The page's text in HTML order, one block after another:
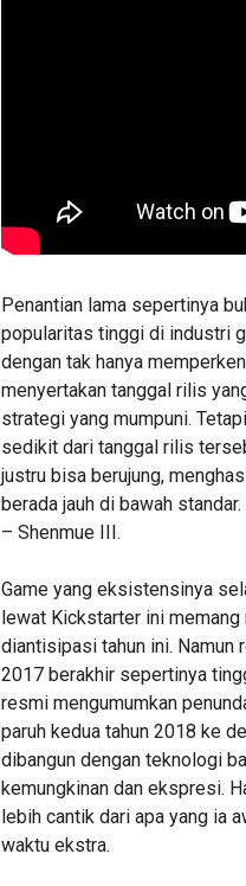
Penantian lama sepertinya
popularitas tinggi di industri
dengan tak hanya
menyertakan tanggal rilis
strategi yang mumpuni.
sedikit dari tanggal rilis
justru bisa berujung,
berada jauh di bawah
– Shenmue III.
Game yang eksistensinya
lewat Kickstarter ini
diantisipasi tahun ini. Namun
2017 berakhir sepertinya
resmi mengumumkan
paruh kedua tahun 2018 ke
dibangun dengan teknologi
kemungkinan dan ekspresi.
lebih cantik dari apa yang ia
waktu ekstra.